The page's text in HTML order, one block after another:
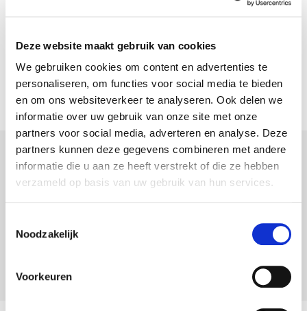
Deze website maakt gebruik van cookies
We gebruiken cookies om content en advertenties te
personaliseren, om functies voor social media te bieden
en om ons websiteverkeer te analyseren. Ook delen we
informatie over uw gebruik van onze site met onze
partners voor social media, adverteren en analyse. Deze
partners kunnen deze gegevens combineren met andere
informatie die u aan ze heeft verstrekt of die ze hebben
verzameld op basis van uw gebruik van hun services.
Noodzakelijk
Voorkeuren
Addendum - Wijziging van de bepalingen
bij herval (07/2026)
NL
6140 Arbeidsongeschiktheid bedrijfsleider
Addendum - Wijziging van de bepalingen
FR EN